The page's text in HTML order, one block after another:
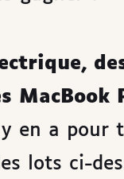
MacBook
en a pour
lots ci-